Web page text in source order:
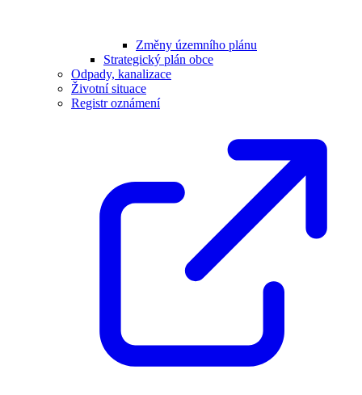
Změny územního plánu
Strategický plán obce
Odpady, kanalizace
Životní situace
Registr oznámení